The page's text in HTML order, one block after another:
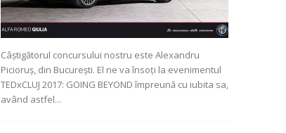
Câștigătorul concursului nostru este Alexandru
Picioruș, din București. El ne va însoți la evenimentul
TEDxCLUJ 2017: GOING BEYOND împreună cu iubita sa,
având astfel...